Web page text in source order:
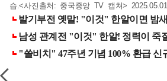
습.<사진출처: 중국중앙 TV 캡쳐> 2025.05.01